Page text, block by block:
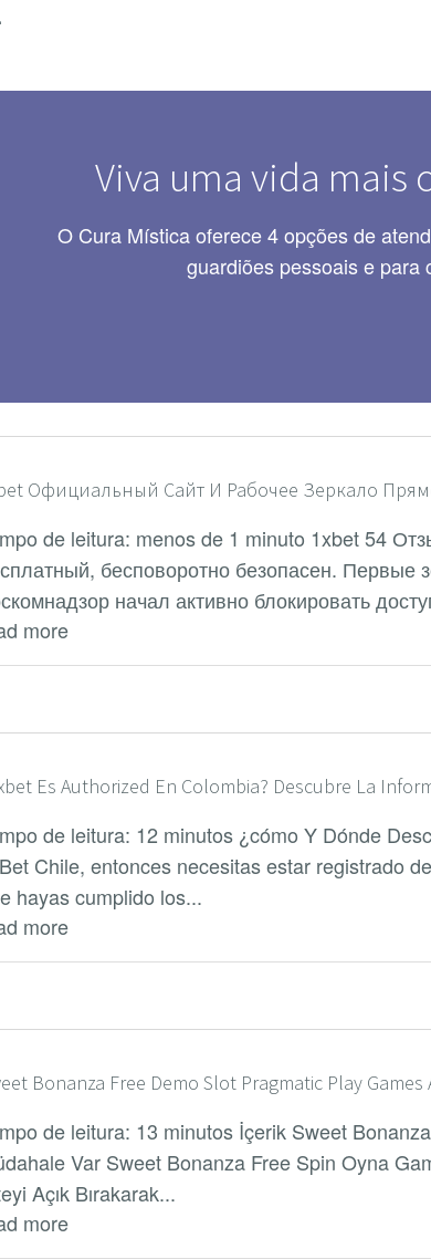
Viva uma vida mais
O Cura Mística oferece 4 opções de
guardiões pessoais e para
Официальный Сайт И Рабочее Зеркало
de leitura: menos de 1 minuto 1xbet 54
бесповоротно безопасен. Первые
начал активно блокировать
more
Es Authorized En Colombia? Descubre La
de leitura: 12 minutos ¿cómo Y Dónde
Chile, entonces necesitas estar registrado
hayas cumplido los...
more
Bonanza Free Demo Slot Pragmatic Play Games
de leitura: 13 minutos İçerik Sweet
Var Sweet Bonanza Free Spin Oyna
Açık Bırakarak...
more